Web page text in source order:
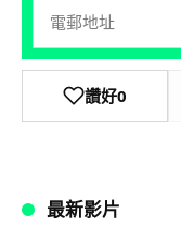
讚好0
最新影片